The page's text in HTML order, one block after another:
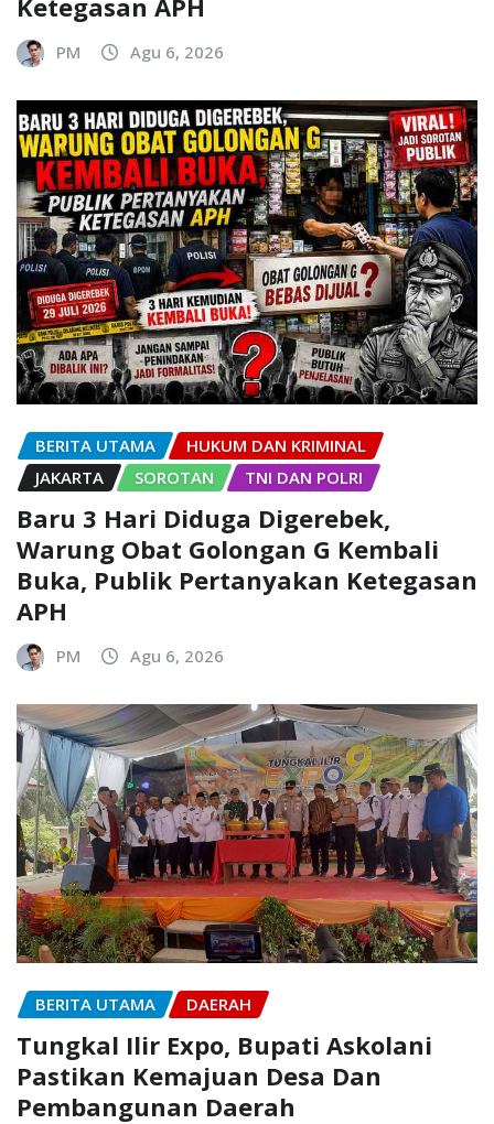
Ketegasan APH
PM Agu 6, 2026
BERITA UTAMA
HUKUM DAN KRIMINAL
JAKARTA
SOROTAN TNI DAN POLRI
Baru 3 Hari Diduga Digerebek,
Warung Obat Golongan G Kembali
Buka, Publik Pertanyakan Ketegasan
APH
PM Agu 6, 2026
BERITA UTAMA DAERAH
Tungkal Ilir Expo, Bupati Askolani
Pastikan Kemajuan Desa Dan
Pembangunan Daerah